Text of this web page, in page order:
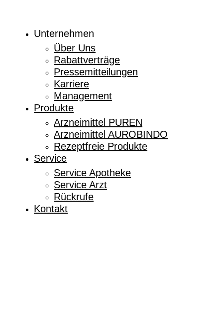
Unternehmen
Über Uns
Rabattverträge
Pressemitteilungen
Karriere
Management
Produkte
Arzneimittel PUREN
Arzneimittel AUROBINDO
Rezeptfreie Produkte
Service
Service Apotheke
Service Arzt
Rückrufe
Kontakt